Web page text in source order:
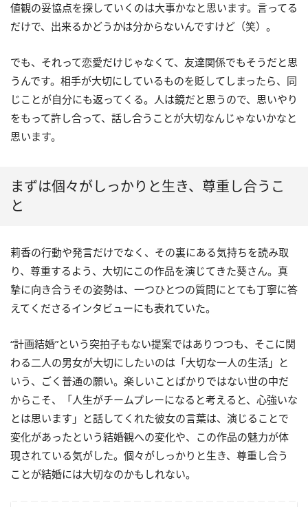
値観の妥協点を探していくのは大事かなと思います。言ってる
だけで、出来るかどうかは分からないんですけど（笑）。
でも、それって恋愛だけじゃなくて、友達関係でもそうだと思
うんです。相手が大切にしているものを貶してしまったら、同
じことが自分にも返ってくる。人は鏡だと思うので、思いやり
をもって許し合って、話し合うことが大切なんじゃないかなと
思います。
まずは個々がしっかりと生き、尊重し合うこ
と
莉香の行動や発言だけでなく、その裏にある気持ちを読み取
り、尊重するよう、大切にこの作品を演じてきた葵さん。真
摯に向き合うその姿勢は、一つひとつの質問にとても丁寧に答
えてくださるインタビューにも表れていた。
“計画結婚”という突拍子もない提案ではありつつも、そこに関
わる二人の男女が大切にしたいのは「大切な一人の生活」と
いう、ごく普通の願い。楽しいことばかりではない世の中だ
からこそ、「人生がチームプレーになると考えると、心強いな
とは思います」と話してくれた彼女の言葉は、演じることで
変化があったという結婚観への変化や、この作品の魅力が体
現されている気がした。個々がしっかりと生き、尊重し合う
ことが結婚には大切なのかもしれない。